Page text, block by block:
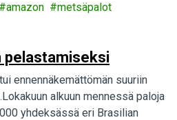
amazon
metsäpalot
pelastamiseksi
ennennäkemättömän suuriin
alkuun mennessä paloja
yhdeksässä eri Brasilian